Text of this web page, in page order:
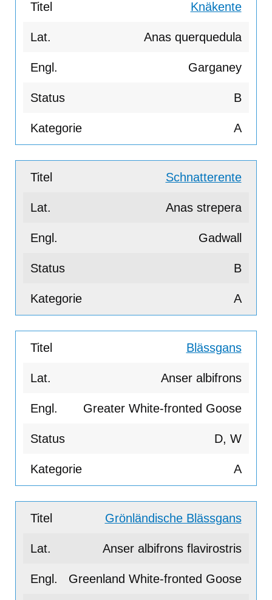
Knäkente
Anas querquedula
Garganey
B
A
Schnatterente
Anas strepera
Gadwall
B
A
Blässgans
Anser albifrons
Greater White-fronted Goose
D, W
A
Grönländische Blässgans
Anser albifrons flavirostris
Greenland White-fronted Goose